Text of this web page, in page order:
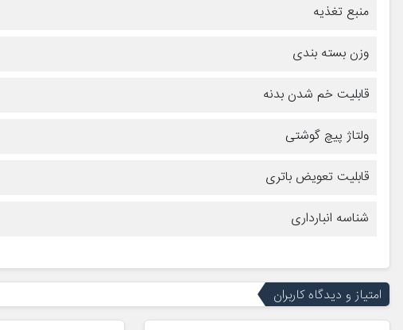
منبع تغذیه
وزن بسته بندی
قابلیت خم شدن بدنه
ولتاژ پیچ گوشتی
قابلیت تعویض باتری
شناسه انبارداری
امتیاز و دیدگاه کاربران